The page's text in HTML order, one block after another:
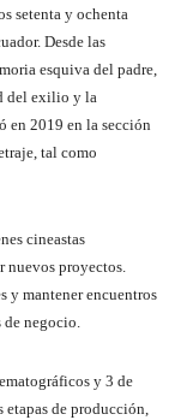
setenta y ochenta
Desde las
esquiva del padre,
del exilio y la
en 2019 en la sección
tal como
cineastas
nuevos proyectos.
y mantener encuentros
de negocio.
y 3 de
de producción,